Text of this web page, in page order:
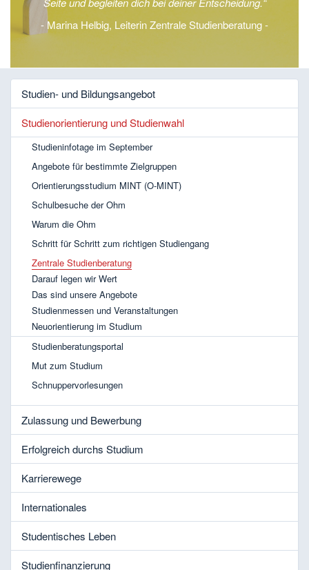
- Marina Helbig, Leiterin Zentrale Studienberatung -
Studien- und Bildungsangebot
Studienorientierung und Studienwahl
Studieninfotage im September
Angebote für bestimmte Zielgruppen
Orientierungsstudium MINT (O-MINT)
Schulbesuche der Ohm
Warum die Ohm
Schritt für Schritt zum richtigen Studiengang
Zentrale Studienberatung
Darauf legen wir Wert
Das sind unsere Angebote
Studienmessen und Veranstaltungen
Neuorientierung im Studium
Studienberatungsportal
Mut zum Studium
Schnuppervorlesungen
Zulassung und Bewerbung
Erfolgreich durchs Studium
Karrierewege
Internationales
Studentisches Leben
Studienfinanzierung